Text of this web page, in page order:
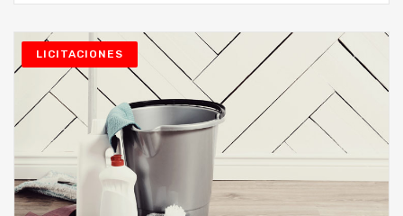
LICITACIONES